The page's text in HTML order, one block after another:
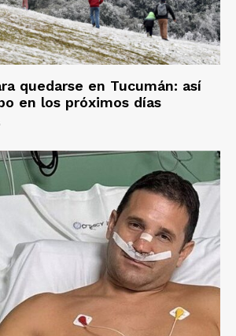
quedarse en Tucumán: así
en los próximos días